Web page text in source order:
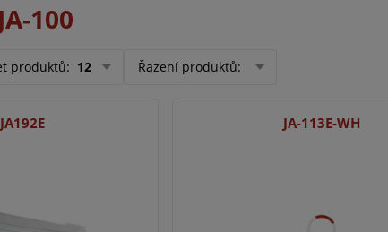
100
produktů: 12 Řazení produktů:
JA-113E-WH